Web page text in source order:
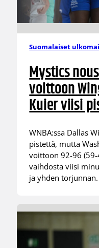
Suomalaiset
Mystics
voittoon
Kuier viisi
WNBA:ssa Dallas
pistettä, mutta
voittoon 92-96 (59-
vaihdosta viisi
ja yhden torjunnan.